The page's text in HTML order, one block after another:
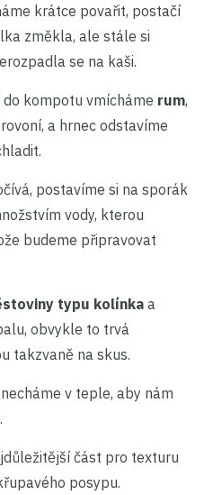
krátce povařit, postačí
změkla, ale stále si
se na kaši.
kompotu vmícháme rum,
a hrnec odstavíme
postavíme si na sporák
vody, kterou
budeme připravovat
typu kolínkaa
obvykle to trvá
takzvaně na skus.
v teple, aby nám
část pro texturu
posypu.